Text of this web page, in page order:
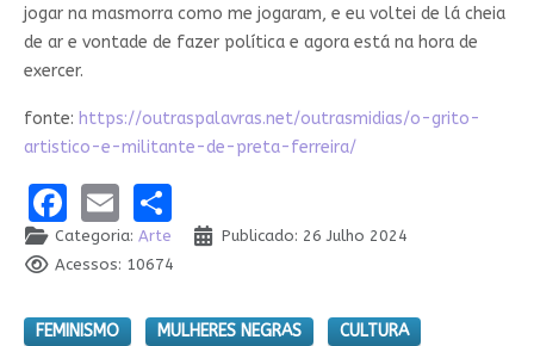
jogar na masmorra como me jogaram, e eu voltei de lá cheia
de ar e vontade de fazer política e agora está na hora de
exercer.
fonte: https://outraspalavras.net/outrasmidias/o-grito-
artistico-e-militante-de-preta-ferreira/
Facebook
EmailShare
Categoria: Arte
Publicado: 26 Julho 2024
Acessos: 10674
FEMINISMO MULHERES NEGRAS CULTURA